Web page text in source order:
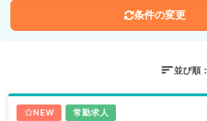
条件の変更
並び順：
NEW 常勤求人